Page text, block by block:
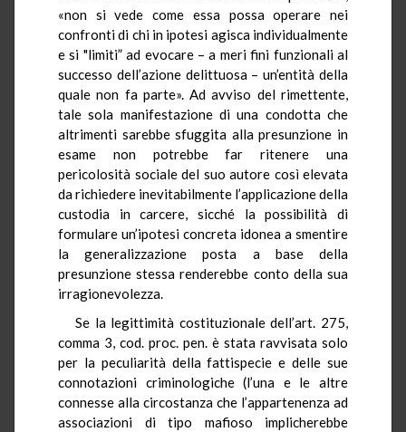
«non si vede come essa possa operare nei
confronti di chi in ipotesi agisca individualmente
e si "limiti” ad evocare – a meri fini funzionali al
successo dell’azione delittuosa – un’entità della
quale non fa parte». Ad avviso del rimettente,
tale sola manifestazione di una condotta che
altrimenti sarebbe sfuggita alla presunzione in
esame non potrebbe far ritenere una
pericolosità sociale del suo autore così elevata
da richiedere inevitabilmente l’applicazione della
custodia in carcere, sicché la possibilità di
formulare un’ipotesi concreta idonea a smentire
la generalizzazione posta a base della
presunzione stessa renderebbe conto della sua
irragionevolezza.
Se la legittimità costituzionale dell’art. 275,
comma 3, cod. proc. pen. è stata ravvisata solo
per la peculiarità della fattispecie e delle sue
connotazioni criminologiche (l’una e le altre
connesse alla circostanza che l’appartenenza ad
associazioni di tipo mafioso implicherebbe